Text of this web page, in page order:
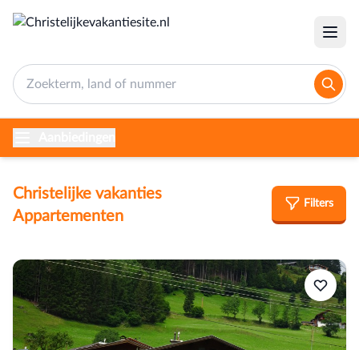
Christelijke vakanties
Appartementen
Filters